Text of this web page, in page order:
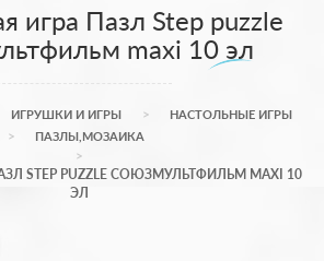
игра Пазл Step puzzle
maxi 10 эл
ИГРУШКИ И ИГРЫ
НАСТОЛЬНЫЕ ИГРЫ
ПАЗЛЫ,МОЗАИКА
STEP PUZZLE СОЮЗМУЛЬТФИЛЬМ MAXI 10
ЭЛ